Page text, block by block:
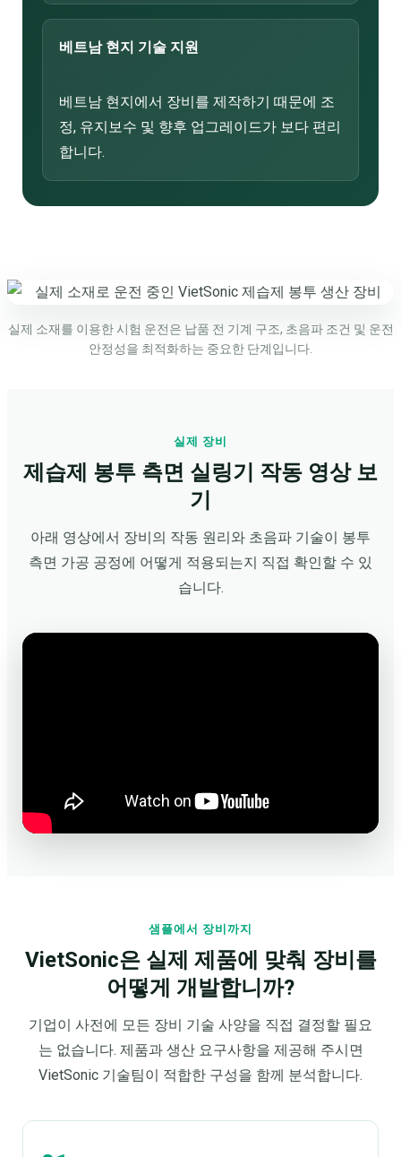
베트남 현지 기술 지원
베트남 현지에서 장비를 제작하기 때문에 조
정, 유지보수 및 향후 업그레이드가 보다 편리
합니다.
실제 소재를 이용한 시험 운전은 납품 전 기계 구조, 초음파 조건 및 운전
안정성을 최적화하는 중요한 단계입니다.
실제 장비
제습제 봉투 측면 실링기 작동 영상 보
기
아래 영상에서 장비의 작동 원리와 초음파 기술이 봉투
측면 가공 공정에 어떻게 적용되는지 직접 확인할 수 있
습니다.
샘플에서 장비까지
VietSonic은 실제 제품에 맞춰 장비를
어떻게 개발합니까?
기업이 사전에 모든 장비 기술 사양을 직접 결정할 필요
는 없습니다. 제품과 생산 요구사항을 제공해 주시면
VietSonic 기술팀이 적합한 구성을 함께 분석합니다.